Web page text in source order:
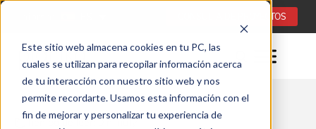
Este sitio web almacena cookies en tu PC, las
cuales se utilizan para recopilar información acerca
de tu interacción con nuestro sitio web y nos
permite recordarte. Usamos esta información con el
fin de mejorar y personalizar tu experiencia de
CONSULTA DE PROYECTOS
Tiempo de leer: 0 minuty